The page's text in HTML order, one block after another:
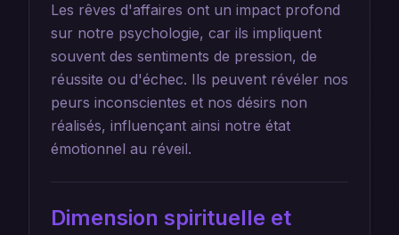
Les rêves d'affaires ont un impact profond
sur notre psychologie, car ils impliquent
souvent des sentiments de pression, de
réussite ou d'échec. Ils peuvent révéler nos
peurs inconscientes et nos désirs non
réalisés, influençant ainsi notre état
émotionnel au réveil.
Dimension spirituelle et